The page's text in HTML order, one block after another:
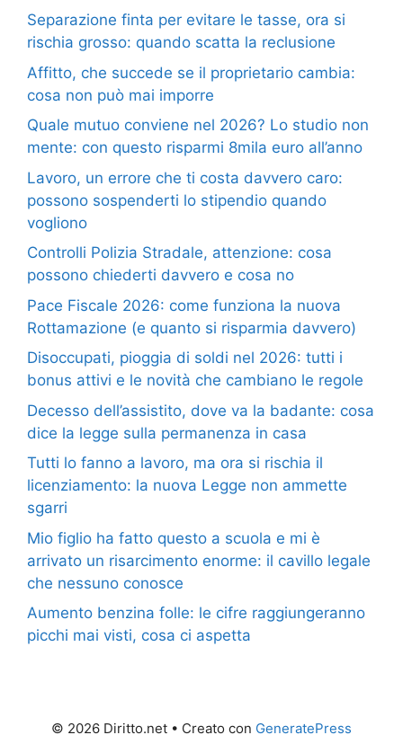
Separazione finta per evitare le tasse, ora si
rischia grosso: quando scatta la reclusione
Affitto, che succede se il proprietario cambia:
cosa non può mai imporre
Quale mutuo conviene nel 2026? Lo studio non
mente: con questo risparmi 8mila euro all’anno
Lavoro, un errore che ti costa davvero caro:
possono sospenderti lo stipendio quando
vogliono
Controlli Polizia Stradale, attenzione: cosa
possono chiederti davvero e cosa no
Pace Fiscale 2026: come funziona la nuova
Rottamazione (e quanto si risparmia davvero)
Disoccupati, pioggia di soldi nel 2026: tutti i
bonus attivi e le novità che cambiano le regole
Decesso dell’assistito, dove va la badante: cosa
dice la legge sulla permanenza in casa
Tutti lo fanno a lavoro, ma ora si rischia il
licenziamento: la nuova Legge non ammette
sgarri
Mio figlio ha fatto questo a scuola e mi è
arrivato un risarcimento enorme: il cavillo legale
che nessuno conosce
Aumento benzina folle: le cifre raggiungeranno
picchi mai visti, cosa ci aspetta
© 2026 Diritto.net • Creato con GeneratePress